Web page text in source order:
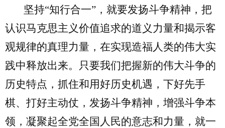
坚持“知行合一”，就要发扬斗争精神，把
认识马克思主义价值追求的道义力量和揭示客
观规律的真理力量，在实现造福人类的伟大实
践中释放出来。只要我们把握新的伟大斗争的
历史特点，抓住和用好历史机遇，下好先手
棋、打好主动仗，发扬斗争精神，增强斗争本
领，凝聚起全党全国人民的意志和力量，就一